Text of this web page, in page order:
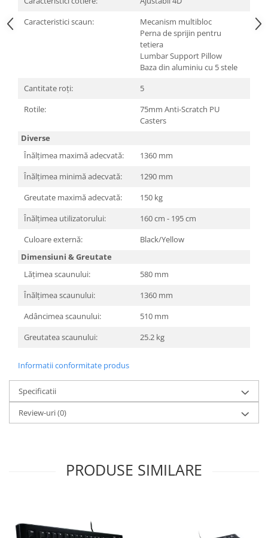
Caracteristici scaun:
Mecanism multibloc
Perna de sprijin pentru
tetiera
Lumbar Support Pillow
Baza din aluminiu cu 5 stele
Cantitate roți:
5
Rotile:
75mm Anti-Scratch PU
Casters
Diverse
Înălțimea maximă adecvată:
1360 mm
Înălțimea minimă adecvată:
1290 mm
Greutate maximă adecvată:
150 kg
Înălțimea utilizatorului:
160 cm - 195 cm
Culoare externă:
Black/Yellow
Dimensiuni & Greutate
Lățimea scaunului:
580 mm
Înălțimea scaunului:
1360 mm
Adâncimea scaunului:
510 mm
Greutatea scaunului:
25.2 kg
Informatii conformitate produs
Specificatii
Review-uri(0)
PRODUSE SIMILARE